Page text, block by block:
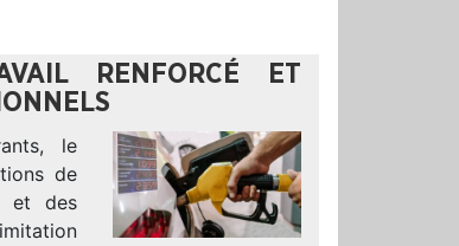
RENFORCÉ ET
le
de
et des